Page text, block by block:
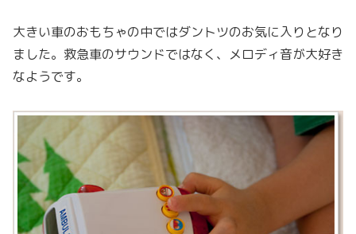
大きい車のおもちゃの中ではダントツのお気に入りとなり
ました。救急車のサウンドではなく、メロディ音が大好き
なようです。